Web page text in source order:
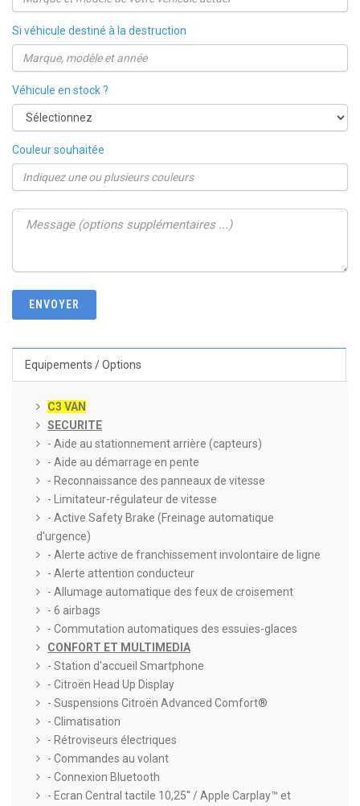
Si véhicule destiné à la destruction
Véhicule en stock ?
Couleur souhaitée
Equipements / Options
C3 VAN
SECURITE
- Aide au stationnement arrière (capteurs)
- Aide au démarrage en pente
- Reconnaissance des panneaux de vitesse
- Limitateur-régulateur de vitesse
- Active Safety Brake (Freinage automatique
d'urgence)
- Alerte active de franchissement involontaire de ligne
- Alerte attention conducteur
- Allumage automatique des feux de croisement
- 6 airbags
- Commutation automatiques des essuies-glaces
CONFORT ET MULTIMEDIA
- Station d'accueil Smartphone
- Citroën Head Up Display
- Suspensions Citroën Advanced Comfort®
- Climatisation
- Rétroviseurs électriques
- Commandes au volant
- Connexion Bluetooth
- Ecran Central tactile 10,25'' / Apple Carplay™ et